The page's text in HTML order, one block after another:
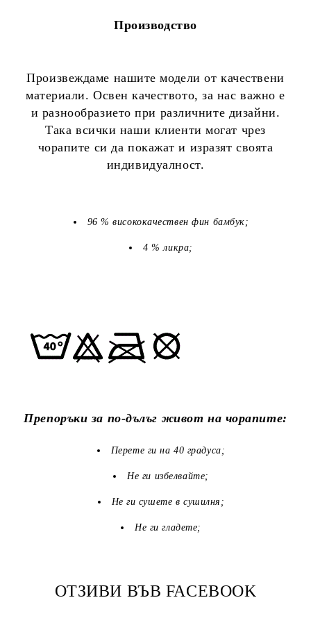
Производство
Произвеждаме нашите модели от качествени
материали. Освен качеството, за нас важно е
и разнообразието при различните дизайни.
Така всички наши клиенти могат чрез
чорапите си да покажат и изразят своята
индивидуалност.
96 % висококачествен фин бамбук;
4 % ликра;
Препоръки за по-дълъг живот на чорапите:
Перете ги на 40 градуса;
Не ги избелвайте;
Не ги сушете в сушилня;
Не ги гладете;
ОТЗИВИ ВЪВ FACEBOOK